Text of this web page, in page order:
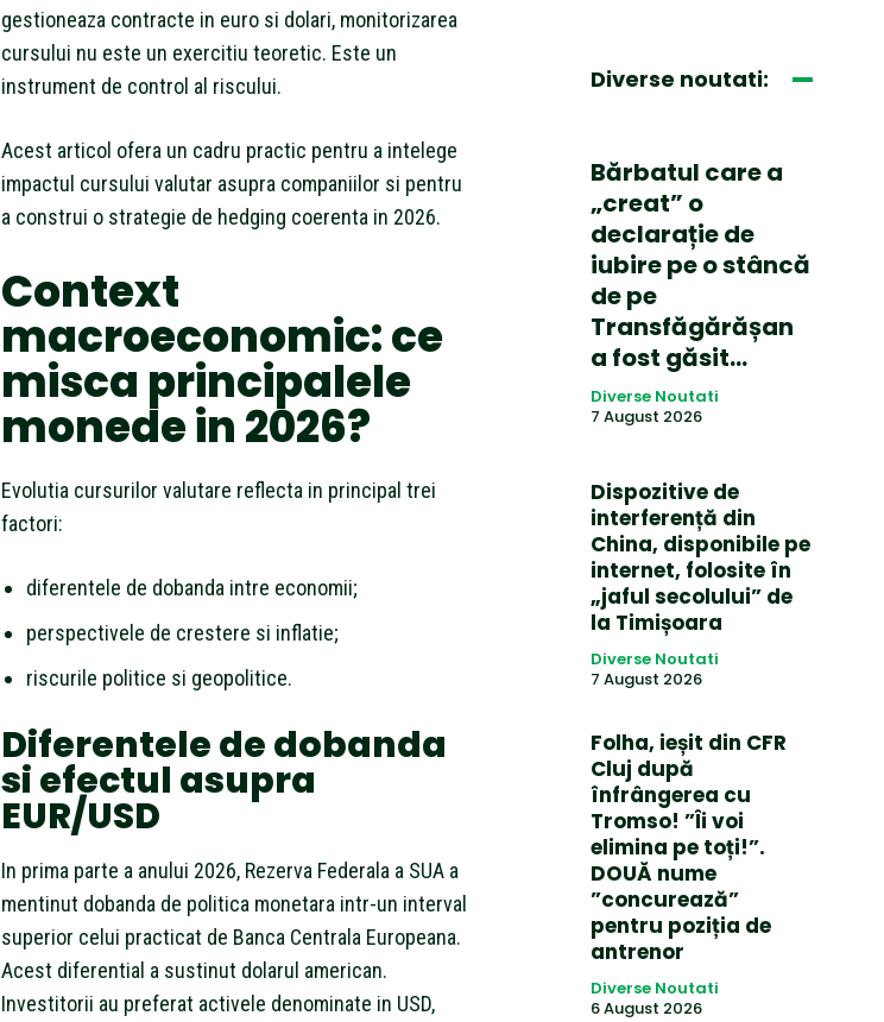
gestioneaza contracte in euro si dolari, monitorizarea
cursului nu este un exercitiu teoretic. Este un
instrument de control al riscului.
Acest articol ofera un cadru practic pentru a intelege
impactul cursului valutar asupra companiilor si pentru
a construi o strategie de hedging coerenta in 2026.
Context
macroeconomic: ce
misca principalele
monede in 2026?
Evolutia cursurilor valutare reflecta in principal trei
factori:
diferentele de dobanda intre economii;
perspectivele de crestere si inflatie;
riscurile politice si geopolitice.
Diferentele de dobanda
si efectul asupra
EUR/USD
In prima parte a anului 2026, Rezerva Federala a SUA a
mentinut dobanda de politica monetara intr-un interval
superior celui practicat de Banca Centrala Europeana.
Acest diferential a sustinut dolarul american.
Investitorii au preferat activele denominate in USD,
Diverse noutati:
Bărbatul care a
„creat” o
declarație de
iubire pe o stâncă
de pe
Transfăgărășan
a fost găsit…
Diverse Noutati
7 August 2026
Dispozitive de
interferență din
China, disponibile pe
internet, folosite în
„jaful secolului” de
la Timișoara
Diverse Noutati
7 August 2026
Folha, ieșit din CFR
Cluj după
înfrângerea cu
Tromso! ”Îi voi
elimina pe toți!”.
DOUĂ nume
”concurează”
pentru poziția de
antrenor
Diverse Noutati
6 August 2026